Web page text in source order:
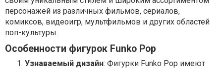
персонажей из различных фильмов, сериалов,
комиксов, видеоигр, мультфильмов и других областей
поп-культуры.
Особенности фигурок Funko Pop
Узнаваемый дизайн: Фигурки Funko Pop имеют